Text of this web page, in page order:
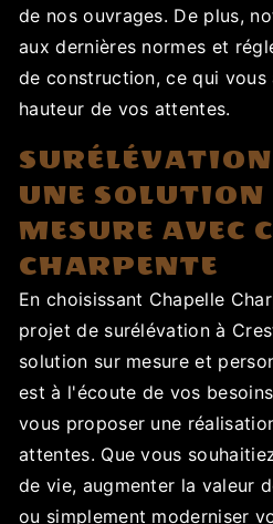
de nos ouvrages. De plus,
aux dernières normes et
de construction, ce qui vous
hauteur de vos attentes.
UNE SOLUTION
MESURE AVEC
CHARPENTE
En choisissant Chapelle
projet de surélévation à
solution sur mesure et
est à l'écoute de vos
vous proposer une
attentes. Que vous
de vie, augmenter la valeur
ou simplement moderniser